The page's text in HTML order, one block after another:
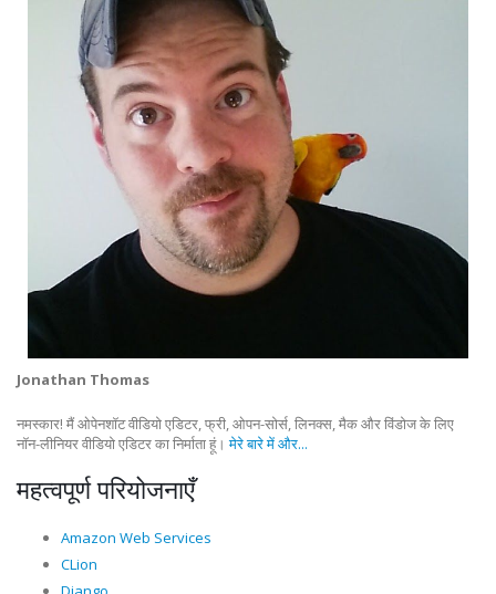
Jonathan Thomas
नमस्कार! मैं ओपेनशॉट वीडियो एडिटर, फ्री, ओपन-सोर्स, लिनक्स, मैक और विंडोज के लिए
नॉन-लीनियर वीडियो एडिटर का निर्माता हूं।मेरे बारे में और...
महत्वपूर्ण परियोजनाएँ
Amazon Web Services
CLion